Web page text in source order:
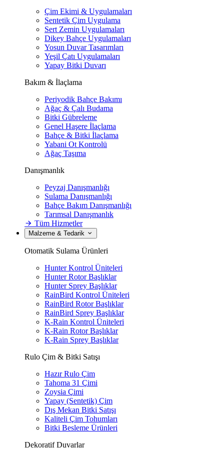
Çim Ekimi & Uygulamaları
Sentetik Çim Uygulama
Sert Zemin Uygulamaları
Dikey Bahçe Uygulamaları
Yosun Duvar Tasarımları
Yeşil Çatı Uygulamaları
Yapay Bitki Duvarı
Bakım & İlaçlama
Periyodik Bahçe Bakımı
Ağaç & Çalı Budama
Bitki Gübreleme
Genel Haşere İlaçlama
Bahçe & Bitki İlaçlama
Yabani Ot Kontrolü
Ağaç Taşıma
Danışmanlık
Peyzaj Danışmanlığı
Sulama Danışmanlığı
Bahçe Bakım Danışmanlığı
Tarımsal Danışmanlık
Tüm Hizmetler
Malzeme & Tedarik
Otomatik Sulama Ürünleri
Hunter Kontrol Üniteleri
Hunter Rotor Başlıklar
Hunter Sprey Başlıklar
RainBird Kontrol Üniteleri
RainBird Rotor Başlıklar
RainBird Sprey Başlıklar
K-Rain Kontrol Üniteleri
K-Rain Rotor Başlıklar
K-Rain Sprey Başlıklar
Rulo Çim & Bitki Satışı
Hazır Rulo Çim
Tahoma 31 Çimi
Zoysia Çimi
Yapay (Sentetik) Çim
Dış Mekan Bitki Satışı
Kaliteli Çim Tohumları
Bitki Besleme Ürünleri
Dekoratif Duvarlar